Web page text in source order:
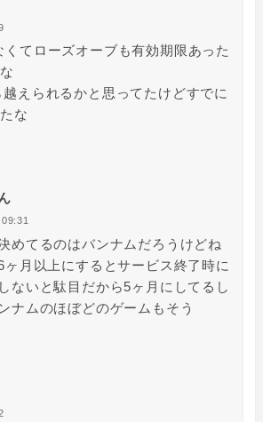
くてローズオーブも有効期限あった
えられるかと思ってたけどすでに
な
めてるのはバンナムだろうけどね
ヶ月以上にするとサービス終了時に
ないと駄目だから5ヶ月にしてるし
ナムのほぼどのゲームもそう